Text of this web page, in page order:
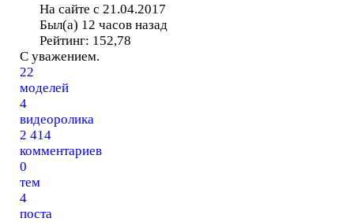
На сайте с 21.04.2017
Был(а) 12 часов назад
Рейтинг: 152,78
С уважением.
22
моделей
4
видеоролика
2 414
комментариев
0
тем
4
поста